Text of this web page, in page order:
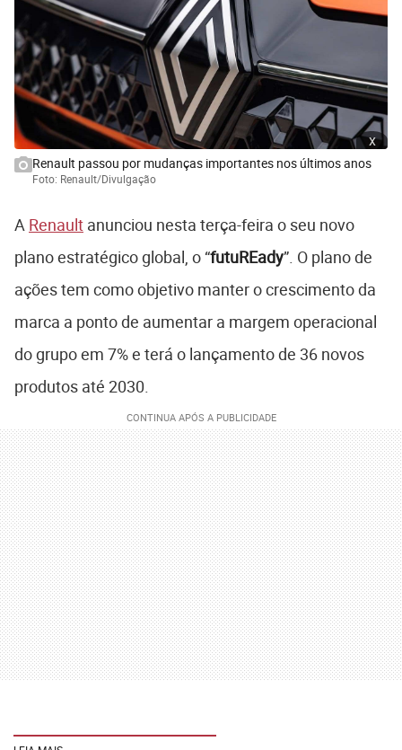
x
Renault passou por mudanças importantes nos últimos anos
Foto: Renault/Divulgação
A Renault anunciou nesta terça-feira o seu novo
plano estratégico global, o “futuREady”. O plano de
ações tem como objetivo manter o crescimento da
marca a ponto de aumentar a margem operacional
do grupo em 7% e terá o lançamento de 36 novos
produtos até 2030.